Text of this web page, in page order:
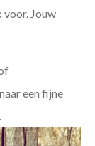
voor. Jouw
een fijne